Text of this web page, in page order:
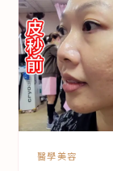
醫學美容